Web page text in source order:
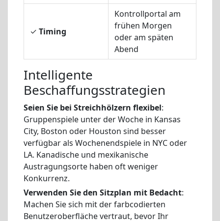
✓ Timing
Kontrollportal am
frühen Morgen
oder am späten
Abend
Intelligente
Beschaffungsstrategien
Seien Sie bei Streichhölzern flexibel:
Gruppenspiele unter der Woche in Kansas
City, Boston oder Houston sind besser
verfügbar als Wochenendspiele in NYC oder
LA. Kanadische und mexikanische
Austragungsorte haben oft weniger
Konkurrenz.
Verwenden Sie den Sitzplan mit Bedacht:
Machen Sie sich mit der farbcodierten
Benutzeroberfläche vertraut, bevor Ihr